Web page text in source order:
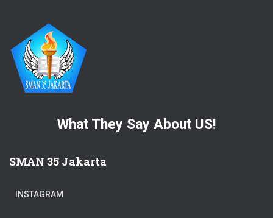
What They Say About US!
SMAN 35 Jakarta
INSTAGRAM